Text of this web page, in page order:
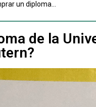
un diploma...
de la